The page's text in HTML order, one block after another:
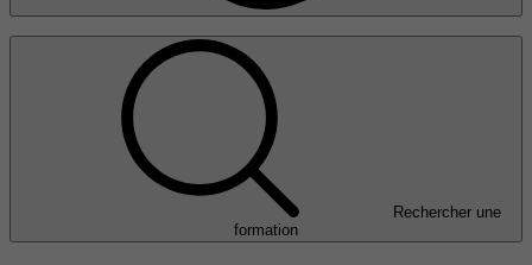
Rechercher une
formation